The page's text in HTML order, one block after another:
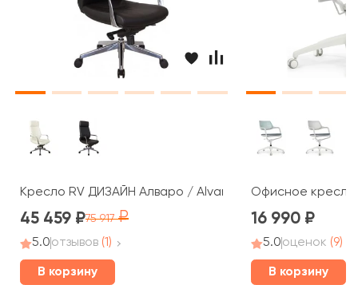
Кресло RV ДИЗАЙН Алваро / Alvaro (A1815)
45 459 75 917
5.0отзывов (1)
В корзину
Офисное кресло
16 990
5.0оценок (9)
В корзину